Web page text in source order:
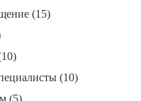
(15)
(10)